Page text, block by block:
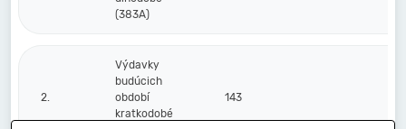
(383A)
2.
Výdavky
budúcich
období
kratkodobé
143